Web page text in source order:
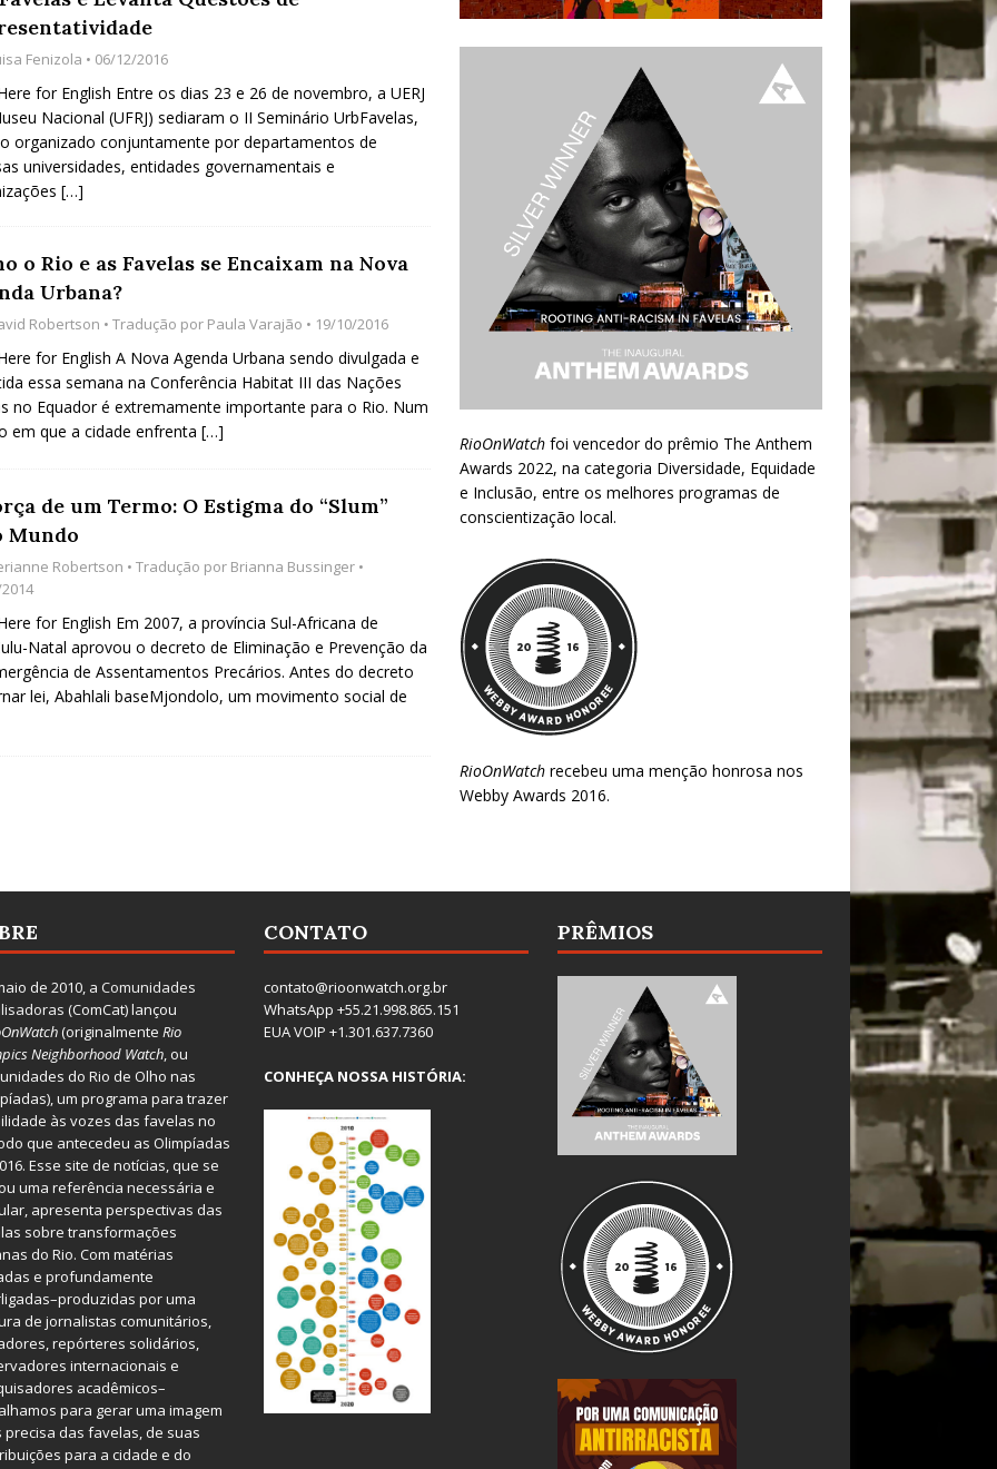
Fenizola • 06/12/2016
for English Entre os dias 23 e 26 de novembro, a UERJ
Nacional (UFRJ) sediaram o II Seminário UrbFavelas,
organizado conjuntamente por departamentos de
universidades, entidades governamentais e
[…]
o Rio e as Favelas se Encaixam na Nova
Urbana?
Robertson • Tradução por Paula Varajão • 19/10/2016
for English A Nova Agenda Urbana sendo divulgada e
essa semana na Conferência Habitat III das Nações
no Equador é extremamente importante para o Rio. Num
em que a cidade enfrenta […]
de um Termo: O Estigma do “Slum”
Mundo
Robertson • Tradução por Brianna Bussinger •
for English Em 2007, a província Sul-Africana de
Natal aprovou o decreto de Eliminação e Prevenção da
de Assentamentos Precários. Antes do decreto
lei, Abahlali baseMjondolo, um movimento social de
RioOnWatchfoi vencedor do prêmio The Anthem
Awards 2022, na categoria Diversidade, Equidade
e Inclusão, entre os melhores programas de
conscientização local.
RioOnWatchrecebeu uma menção honrosa nos
Webby Awards 2016.
de 2010, a Comunidades
(ComCat) lançou
(originalmente Rio
Neighborhood Watch, ou
do Rio de Olho nas
um programa para trazer
às vozes das favelas no
que antecedeu as Olimpíadas
Esse site de notícias, que se
uma referência necessária e
apresenta perspectivas das
sobre transformações
do Rio. Com matérias
e profundamente
por uma
de jornalistas comunitários,
repórteres solidários,
internacionais e
acadêmicos–
para gerar uma imagem
precisa das favelas, de suas
para a cidade e do
CONTATO
contato@rioonwatch.org.br
WhatsApp +55.21.998.865.151
EUA VOIP +1.301.637.7360
CONHEÇA NOSSA HISTÓRIA:
PRÊMIOS